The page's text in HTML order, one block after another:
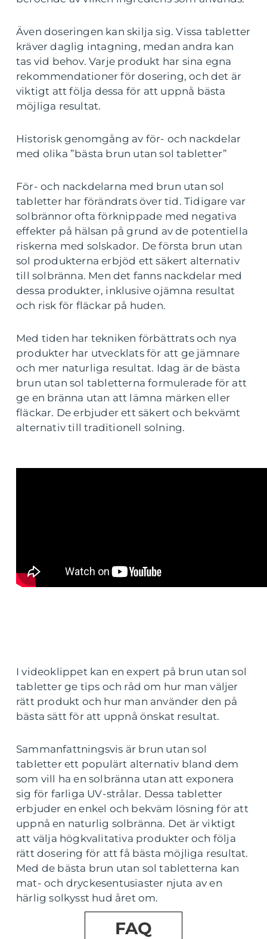
Även doseringen kan skilja sig. Vissa tabletter
kräver daglig intagning, medan andra kan
tas vid behov. Varje produkt har sina egna
rekommendationer för dosering, och det är
viktigt att följa dessa för att uppnå bästa
möjliga resultat.
Historisk genomgång av för- och nackdelar
med olika ”bästa brun utan sol tabletter”
För- och nackdelarna med brun utan sol
tabletter har förändrats över tid. Tidigare var
solbrännor ofta förknippade med negativa
effekter på hälsan på grund av de potentiella
riskerna med solskador. De första brun utan
sol produkterna erbjöd ett säkert alternativ
till solbränna. Men det fanns nackdelar med
dessa produkter, inklusive ojämna resultat
och risk för fläckar på huden.
Med tiden har tekniken förbättrats och nya
produkter har utvecklats för att ge jämnare
och mer naturliga resultat. Idag är de bästa
brun utan sol tabletterna formulerade för att
ge en bränna utan att lämna märken eller
fläckar. De erbjuder ett säkert och bekvämt
alternativ till traditionell solning.
I videoklippet kan en expert på brun utan sol
tabletter ge tips och råd om hur man väljer
rätt produkt och hur man använder den på
bästa sätt för att uppnå önskat resultat.
Sammanfattningsvis är brun utan sol
tabletter ett populärt alternativ bland dem
som vill ha en solbränna utan att exponera
sig för farliga UV-strålar. Dessa tabletter
erbjuder en enkel och bekväm lösning för att
uppnå en naturlig solbränna. Det är viktigt
att välja högkvalitativa produkter och följa
rätt dosering för att få bästa möjliga resultat.
Med de bästa brun utan sol tabletterna kan
mat- och dryckesentusiaster njuta av en
härlig solkysst hud året om.
FAQ